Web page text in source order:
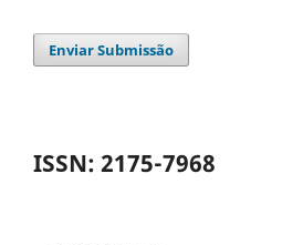
Enviar Submissão
ISSN: 2175-7968